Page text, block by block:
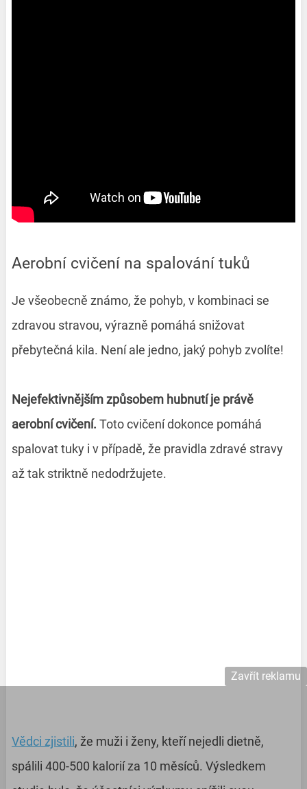
Aerobní cvičení na spalování tuků
Je všeobecně známo, že pohyb, v kombinaci se
zdravou stravou, výrazně pomáhá snižovat
přebytečná kila. Není ale jedno, jaký pohyb zvolíte!
Nejefektivnějším způsobem hubnutí je právě
aerobní cvičení. Toto cvičení dokonce pomáhá
spalovat tuky i v případě, že pravidla zdravé stravy
až tak striktně nedodržujete.
Vědci zjistili, že muži i ženy, kteří nejedli dietně,
spálili 400-500 kalorií za 10 měsíců. Výsledkem
Zavřít reklamu